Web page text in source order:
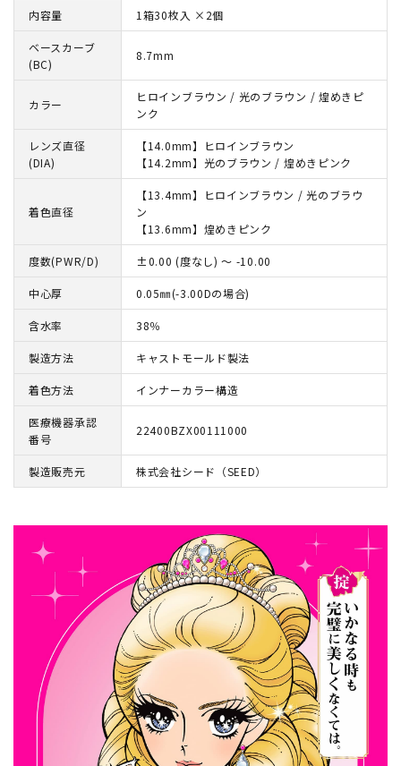
内容量 1箱30枚入 ×2個
ベースカーブ
(BC)
8.7mm
カラー
ヒロインブラウン / 光のブラウン / 煌めきピ
ンク
レンズ直径
(DIA)
【14.0mm】ヒロインブラウン
【14.2mm】光のブラウン / 煌めきピンク
着色直径
【13.4mm】ヒロインブラウン / 光のブラウ
ン
【13.6mm】煌めきピンク
度数(PWR/D) ±0.00 (度なし) ～ -10.00
中心厚 0.05㎜(-3.00Dの場合)
含水率 38％
製造方法 キャストモールド製法
着色方法 インナーカラー構造
医療機器承認
番号
22400BZX00111000
製造販売元 株式会社シード（SEED）